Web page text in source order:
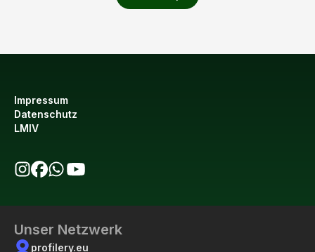
Impressum
Datenschutz
LMIV
Unser Netzwerk
profilery.eu